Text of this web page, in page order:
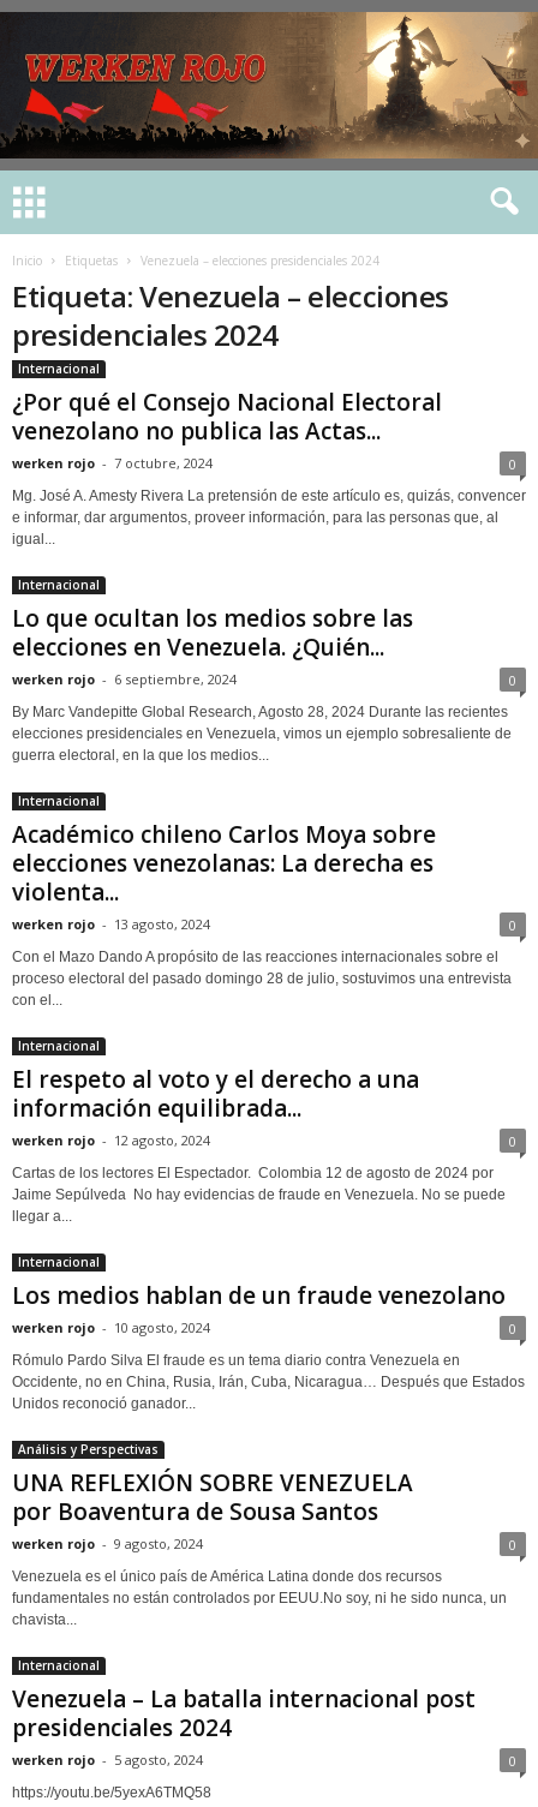
Inicio Etiquetas Venezuela – elecciones presidenciales 2024
Etiqueta: Venezuela – elecciones
presidenciales 2024
Internacional
¿Por qué el Consejo Nacional Electoral
venezolano no publica las Actas...
werken rojo - 7 octubre, 2024 0
Mg. José A. Amesty Rivera La pretensión de este artículo es, quizás, convencer
e informar, dar argumentos, proveer información, para las personas que, al
igual...
Internacional
Lo que ocultan los medios sobre las
elecciones en Venezuela. ¿Quién...
werken rojo - 6 septiembre, 2024 0
By Marc Vandepitte Global Research, Agosto 28, 2024 Durante las recientes
elecciones presidenciales en Venezuela, vimos un ejemplo sobresaliente de
guerra electoral, en la que los medios...
Internacional
Académico chileno Carlos Moya sobre
elecciones venezolanas: La derecha es
violenta...
werken rojo - 13 agosto, 2024 0
Con el Mazo Dando A propósito de las reacciones internacionales sobre el
proceso electoral del pasado domingo 28 de julio, sostuvimos una entrevista
con el...
Internacional
El respeto al voto y el derecho a una
información equilibrada...
werken rojo - 12 agosto, 2024 0
Cartas de los lectores El Espectador. Colombia 12 de agosto de 2024 por
Jaime Sepúlveda No hay evidencias de fraude en Venezuela. No se puede
llegar a...
Internacional
Los medios hablan de un fraude venezolano
werken rojo - 10 agosto, 2024 0
Rómulo Pardo Silva El fraude es un tema diario contra Venezuela en
Occidente, no en China, Rusia, Irán, Cuba, Nicaragua… Después que Estados
Unidos reconoció ganador...
Análisis y Perspectivas
UNA REFLEXIÓN SOBRE VENEZUELA
por Boaventura de Sousa Santos
werken rojo - 9 agosto, 2024 0
Venezuela es el único país de América Latina donde dos recursos
fundamentales no están controlados por EEUU.No soy, ni he sido nunca, un
chavista...
Internacional
Venezuela – La batalla internacional post
presidenciales 2024
werken rojo - 5 agosto, 2024 0
https://youtu.be/5yexA6TMQ58